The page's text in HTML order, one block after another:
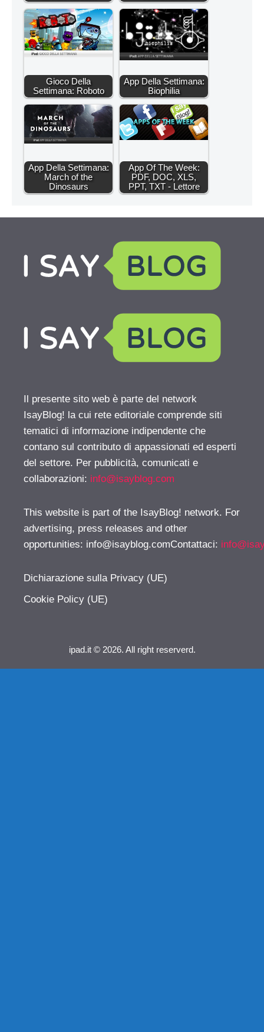
Gioco Della
Settimana: Roboto
App Della Settimana:
Biophilia
App Della Settimana:
March of the
Dinosaurs
App Of The Week:
PDF, DOC, XLS,
PPT, TXT - Lettore
Il presente sito web è parte del network
IsayBlog! la cui rete editoriale comprende siti
tematici di informazione indipendente che
contano sul contributo di appassionati ed esperti
del settore. Per pubblicità, comunicati e
collaborazioni: info@isayblog.com
This website is part of the IsayBlog! network. For
advertising, press releases and other
opportunities: info@isayblog.comContattaci:
Dichiarazione sulla Privacy (UE)
Cookie Policy (UE)
ipad.it © 2026. All right reserverd.